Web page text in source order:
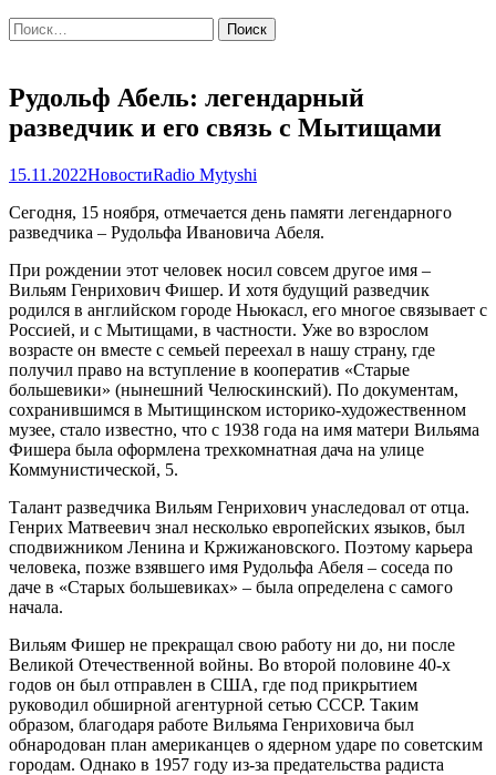
Найти:
Рудольф Абель: легендарный
разведчик и его связь с Мытищами
15.11.2022НовостиRadio Mytyshi
Сегодня, 15 ноября, отмечается день памяти легендарного
разведчика – Рудольфа Ивановича Абеля.
При рождении этот человек носил совсем другое имя –
Вильям Генрихович Фишер. И хотя будущий разведчик
родился в английском городе Ньюкасл, его многое связывает с
Россией, и с Мытищами, в частности. Уже во взрослом
возрасте он вместе с семьей переехал в нашу страну, где
получил право на вступление в кооператив «Старые
большевики» (нынешний Челюскинский). По документам,
сохранившимся в Мытищинском историко-художественном
музее, стало известно, что с 1938 года на имя матери Вильяма
Фишера была оформлена трехкомнатная дача на улице
Коммунистической, 5.
Талант разведчика Вильям Генрихович унаследовал от отца.
Генрих Матвеевич знал несколько европейских языков, был
сподвижником Ленина и Кржижановского. Поэтому карьера
человека, позже взявшего имя Рудольфа Абеля – соседа по
даче в «Старых большевиках» – была определена с самого
начала.
Вильям Фишер не прекращал свою работу ни до, ни после
Великой Отечественной войны. Во второй половине 40-х
годов он был отправлен в США, где под прикрытием
руководил обширной агентурной сетью СССР. Таким
образом, благодаря работе Вильяма Генриховича был
обнародован план американцев о ядерном ударе по советским
городам. Однако в 1957 году из-за предательства радиста